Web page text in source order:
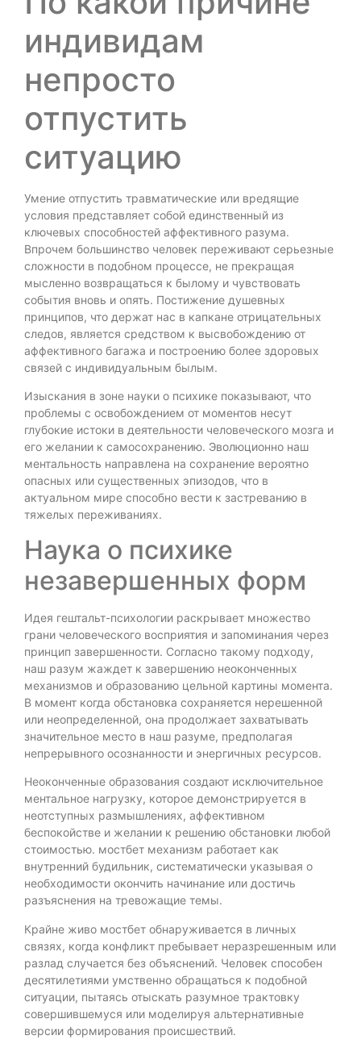
индивидам
непросто
отпустить
ситуацию
Умение отпустить травматические или вредящие
условия представляет собой единственный из
ключевых способностей аффективного разума.
Впрочем большинство человек переживают серьезные
сложности в подобном процессе, не прекращая
мысленно возвращаться к былому и чувствовать
события вновь и опять. Постижение душевных
принципов, что держат нас в капкане отрицательных
следов, является средством к высвобождению от
аффективного багажа и построению более здоровых
связей с индивидуальным былым.
Изыскания в зоне науки о психике показывают, что
проблемы с освобождением от моментов несут
глубокие истоки в деятельности человеческого мозга и
его желании к самосохранению. Эволюционно наш
ментальность направлена на сохранение вероятно
опасных или существенных эпизодов, что в
актуальном мире способно вести к застреванию в
тяжелых переживаниях.
Наука о психике
незавершенных форм
Идея гештальт-психологии раскрывает множество
грани человеческого восприятия и запоминания через
принцип завершенности. Согласно такому подходу,
наш разум жаждет к завершению неоконченных
механизмов и образованию цельной картины момента.
В момент когда обстановка сохраняется нерешенной
или неопределенной, она продолжает захватывать
значительное место в наш разуме, предполагая
непрерывного осознанности и энергичных ресурсов.
Неоконченные образования создают исключительное
ментальное нагрузку, которое демонстрируется в
неотступных размышлениях, аффективном
беспокойстве и желании к решению обстановки любой
стоимостью. мостбет механизм работает как
внутренний будильник, систематически указывая о
необходимости окончить начинание или достичь
разъяснения на тревожащие темы.
Крайне живо мостбет обнаруживается в личных
связях, когда конфликт пребывает неразрешенным или
разлад случается без объяснений. Человек способен
десятилетиями умственно обращаться к подобной
ситуации, пытаясь отыскать разумное трактовку
совершившемуся или моделируя альтернативные
версии формирования происшествий.